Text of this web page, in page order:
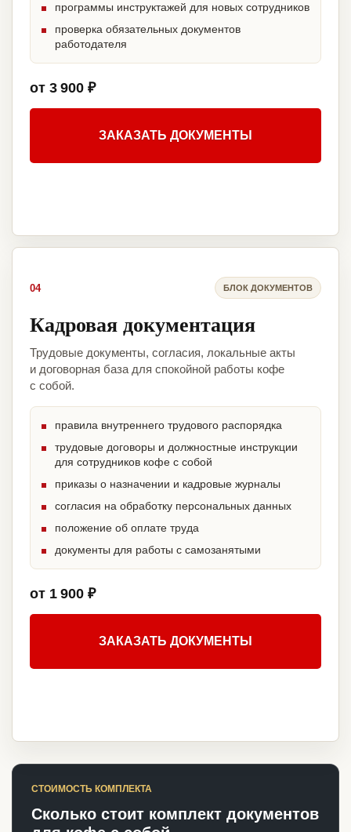
программы инструктажей для новых сотрудников
проверка обязательных документов
работодателя
от 3 900 ₽
ЗАКАЗАТЬ ДОКУМЕНТЫ
04 БЛОК ДОКУМЕНТОВ
Кадровая документация
Трудовые документы, согласия, локальные акты
и договорная база для спокойной работы кофе
с собой.
правила внутреннего трудового распорядка
трудовые договоры и должностные инструкции
для сотрудников кофе с собой
приказы о назначении и кадровые журналы
согласия на обработку персональных данных
положение об оплате труда
документы для работы с самозанятыми
от 1 900 ₽
ЗАКАЗАТЬ ДОКУМЕНТЫ
СТОИМОСТЬ КОМПЛЕКТА
Сколько стоит комплект документов